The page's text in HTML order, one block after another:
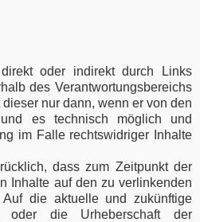
oder indirekt durch Links
des Verantwortungsbereichs
nur dann, wenn er von den
es technisch möglich und
im Falle rechtswidriger Inhalte
dass zum Zeitpunkt der
Inhalte auf den zu verlinkenden
die aktuelle und zukünftige
oder die Urheberschaft der